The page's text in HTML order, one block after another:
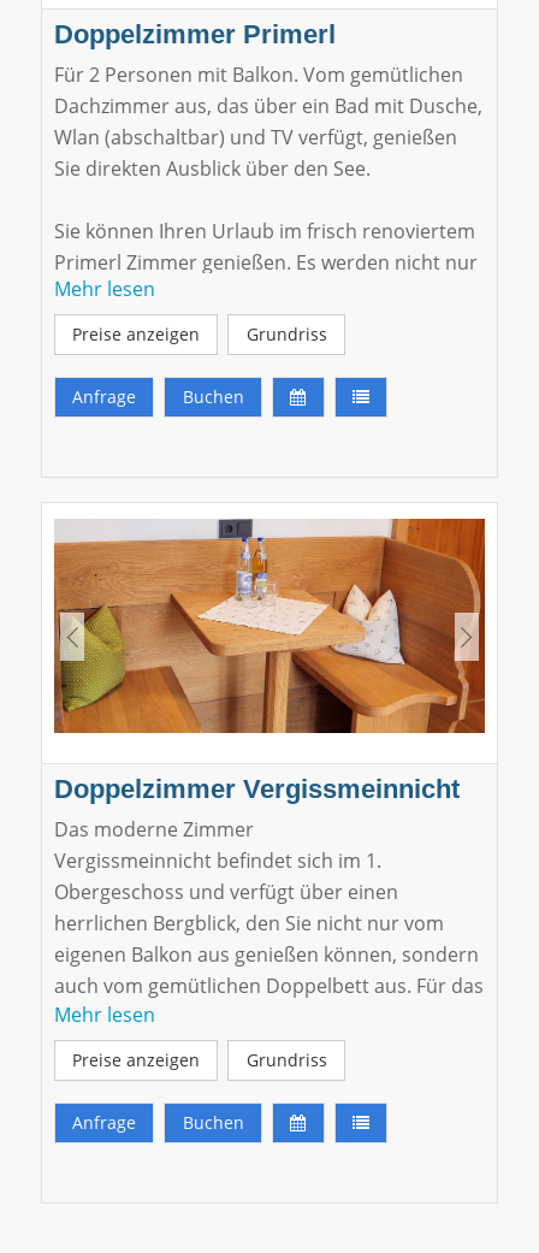
Doppelzimmer Primerl
Für 2 Personen mit Balkon. Vom gemütlichen
Dachzimmer aus, das über ein Bad mit Dusche,
Wlan (abschaltbar) und TV verfügt, genießen
Sie direkten Ausblick über den See.
Sie können Ihren Urlaub im frisch renoviertem
Primerl Zimmer genießen. Es werden nicht nur
ein modernes Bad und Wohnmöbel vom
Schreiner im Altholzstil eingebaut sondern als
Highlight bekommt es einen Balkon incl.
fantastischen Seeblick..
Mehr lesen
Preise anzeigen Grundriss
Anfrage Buchen
Doppelzimmer Vergissmeinnicht
Das moderne Zimmer
Vergissmeinnicht befindet sich im 1.
Obergeschoss und verfügt über einen
herrlichen Bergblick, den Sie nicht nur vom
eigenen Balkon aus genießen können, sondern
auch vom gemütlichen Doppelbett aus. Für das
typisch bayerische Flair wurde Altholz mit
stilsicheren Designelementen kombiniert.
Klicken Sie hier für eine virtuelle Tour.
Mehr lesen
Preise anzeigen Grundriss
Anfrage Buchen